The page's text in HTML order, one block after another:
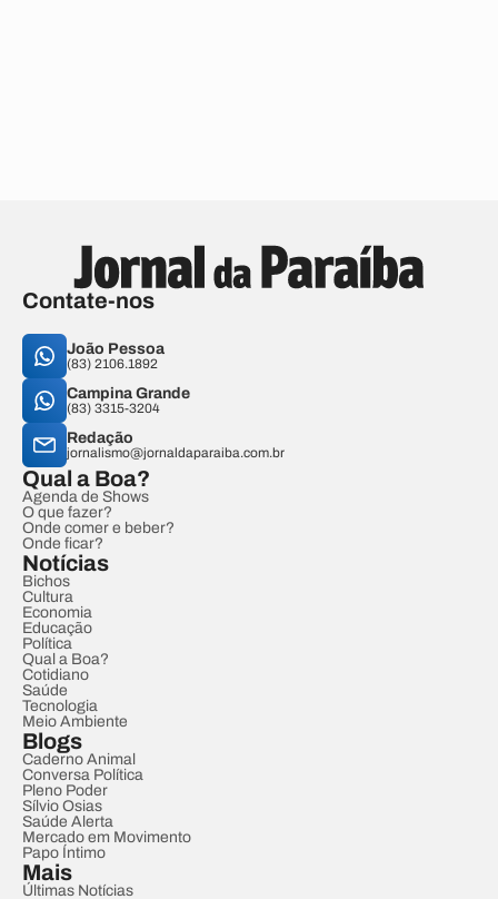
Contate-nos
João Pessoa
(83) 2106.1892
Campina Grande
(83) 3315-3204
Redação
jornalismo@jornaldaparaiba.com.br
Qual a Boa?
Agenda de Shows
O que fazer?
Onde comer e beber?
Onde ficar?
Notícias
Bichos
Cultura
Economia
Educação
Política
Qual a Boa?
Cotidiano
Saúde
Tecnologia
Meio Ambiente
Blogs
Caderno Animal
Conversa Política
Pleno Poder
Sílvio Osias
Saúde Alerta
Mercado em Movimento
Papo Íntimo
Mais
Últimas Notícias